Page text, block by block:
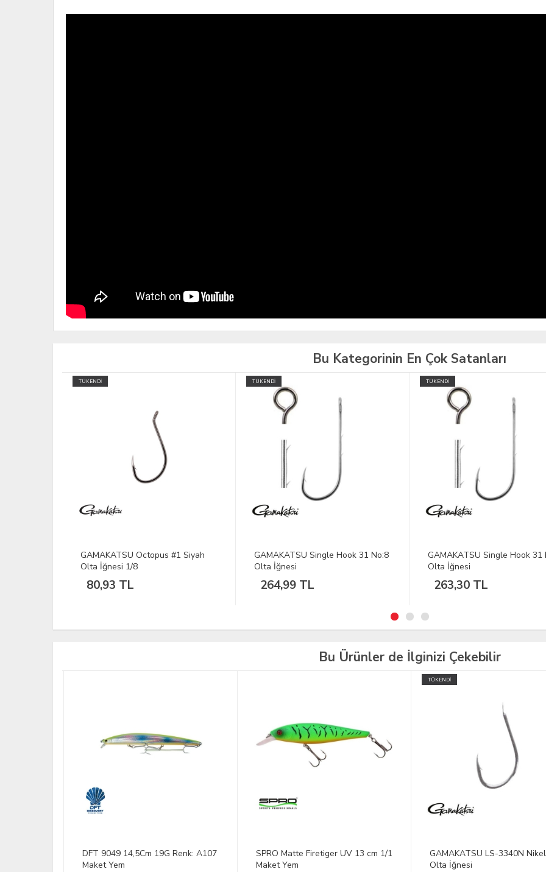
Bu Kategorinin En Çok Satanları
TÜKENDİ
GAMAKATSU Octopus #1 Siyah
Olta İğnesi 1/8
80,93 TL
TÜKENDİ
GAMAKATSU Single Hook 31 No:8
Olta İğnesi
264,99 TL
TÜKENDİ
GAMAKATSU Single Hook 31
Olta İğnesi
263,30 TL
Bu Ürünler de İlginizi Çekebilir
DFT 9049 14,5Cm 19G Renk: A107
Maket Yem
SPRO Matte Firetiger UV 13 cm 1/1
Maket Yem
TÜKENDİ
GAMAKATSU LS-3340N
Olta İğnesi